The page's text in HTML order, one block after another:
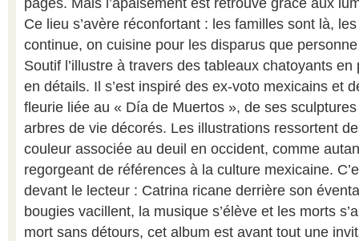
pages. Mais l’apaisement est retrouvé grâce aux
Ce lieu s’avère réconfortant : les familles sont là,
continue, on cuisine pour les disparus que personne
Soutif l’illustre à travers des tableaux chatoyants
en détails. Il s’est inspiré des ex-voto mexicains et
fleurie liée au « Día de Muertos », de ses
arbres de vie décorés. Les illustrations ressortent
couleur associée au deuil en occident, comme
regorgeant de références à la culture mexicaine.
devant le lecteur : Catrina ricane derrière son
bougies vacillent, la musique s’élève et les morts
mort sans détours, cet album est avant tout une